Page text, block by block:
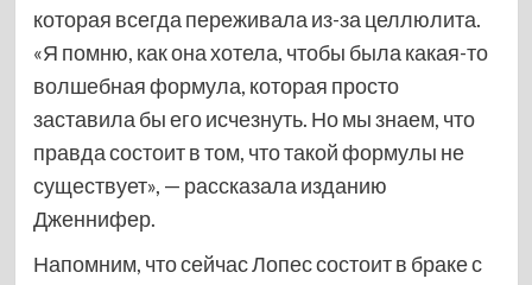
которая всегда переживала из-за целлюлита.
«Я помню, как она хотела, чтобы была какая-то
волшебная формула, которая просто
заставила бы его исчезнуть. Но мы знаем, что
правда состоит в том, что такой формулы не
существует», — рассказала изданию
Дженнифер.
Напомним, что сейчас Лопес состоит в браке с